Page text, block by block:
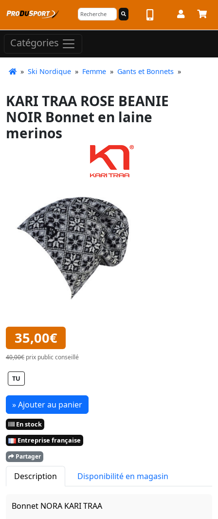
Catégories
» Ski Nordique » Femme » Gants et Bonnets »
KARI TRAA ROSE BEANIE
NOIR Bonnet en laine
merinos
35,00€
40,00€ prix public conseillé
TU
» Ajouter au panier
En stock
Entreprise française
Partager
Description Disponibilité en magasin
Bonnet NORA KARI TRAA